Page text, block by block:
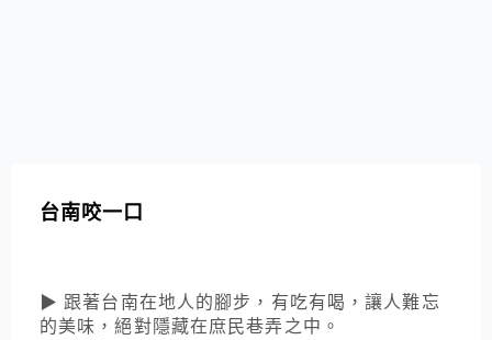
台南咬一口
▶ 跟著台南在地人的腳步，有吃有喝，讓人難忘
的美味，絕對隱藏在庶民巷弄之中。